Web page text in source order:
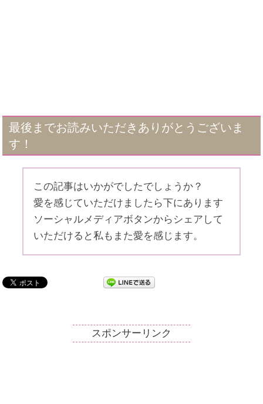
最後までお読みいただきありがとうございま
す！
この記事はいかがでしたでしょうか？
愛を感じていただけましたら下にあります
ソーシャルメディアボタンからシェアして
いただけると私もまた愛を感じます。
スポンサーリンク